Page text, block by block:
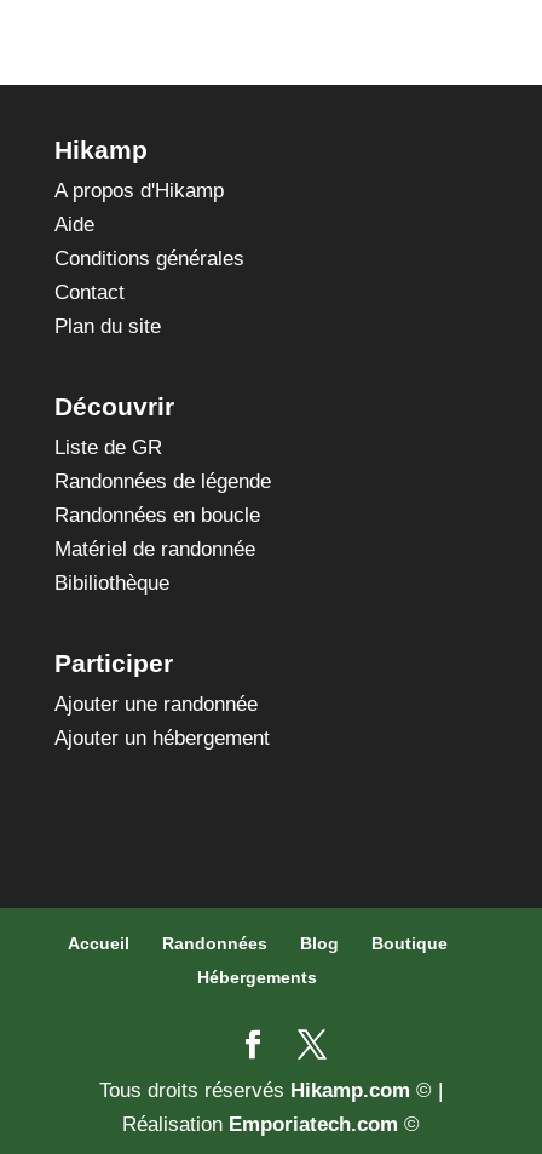
Hikamp
A propos d'Hikamp
Aide
Conditions générales
Contact
Plan du site
Découvrir
Liste de GR
Randonnées de légende
Randonnées en boucle
Matériel de randonnée
Bibiliothèque
Participer
Ajouter une randonnée
Ajouter un hébergement
Accueil Randonnées Blog
Boutique
Hébergements
Tous droits réservés Hikamp.com © |
Réalisation Emporiatech.com ©